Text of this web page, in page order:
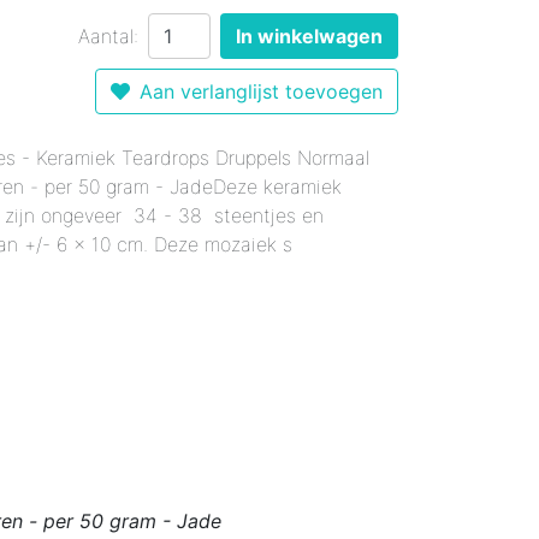
12 mm - Gemixte Kleuren
Kleuren
Kleuren
18 mm - Gemixte Kleuren
Kleuren
- Enkele Kleuren
mm - Enkele Kleuren
mm - Enkele Kleuren
mm - Enkele Kleuren
Kleuren
Kleuren
- Enkele Kleuren
Aantal: In winkelwagen
Aan verlanglijst toevoegen
- Keramiek Teardrops Druppels Normaal
- per 50 gram - JadeDeze keramiek
zijn ongeveer 34 - 38 steentjes en
+/- 6 x 10 cm. Deze mozaiek s
- per 50 gram - Jade